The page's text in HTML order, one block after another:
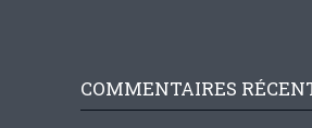
COMMENTAIRES